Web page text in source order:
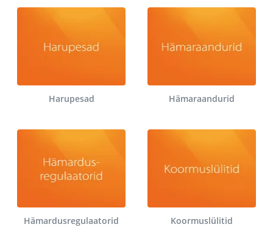
Harupesad Hämaraandurid
Hämardusregulaatorid Koormuslülitid